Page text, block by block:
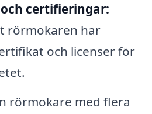
certifieringar:
rörmokaren har
och licenser för
rörmokare med flera